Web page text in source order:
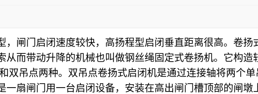
闸门启闭速度较快，高扬程型启闭垂直距离很高。卷扬
而带动升降的机械也叫做钢丝绳固定式卷扬机。它构造
双吊点两种。双吊点卷扬式启闭机是通过连接轴将两个
扇闸门用一台启闭设备，安装在高出闸门槽顶部的闸墩